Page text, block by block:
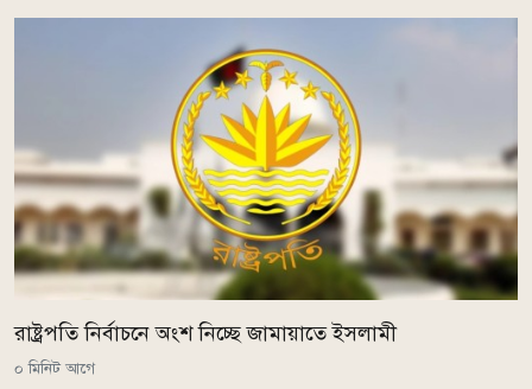
রাষ্ট্রপতি নির্বাচনে অংশ নিচ্ছে জামায়াতে ইসলামী
০ মিনিট আগে